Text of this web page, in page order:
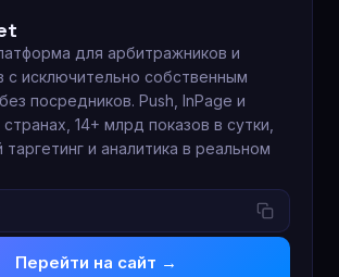
для арбитражников и
с исключительно собственным
посредников. Push, InPage и
14+ млрд показов в сутки,
и аналитика в реальном
Перейти на сайт →